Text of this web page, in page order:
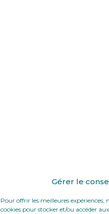
Gérer le
Pour offrir les meilleures expériences,
cookies pour stocker et/ou accéder